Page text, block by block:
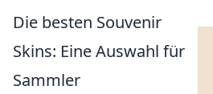
Die besten Souvenir
Skins: Eine Auswahl für
Sammler